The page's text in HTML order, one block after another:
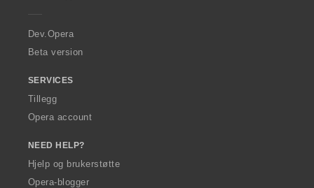
a
Dev.Opera
Beta version
SERVICES
Tillegg
Opera account
NEED HELP?
Hjelp og brukerstøtte
Opera-blogger